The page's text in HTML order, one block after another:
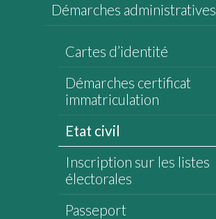
Démarches administratives
Cartes d’identité
Démarches certificat
immatriculation
Etat civil
Inscription sur les listes
électorales
Passeport